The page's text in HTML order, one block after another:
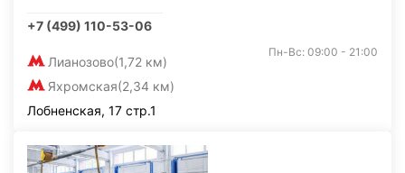
+7 (499) 110-53-06
Лианозово(1,72 км)
Яхромская(2,34 км)
Пн-Вс: 09:00 - 21:00
Лобненская, 17 стр.1